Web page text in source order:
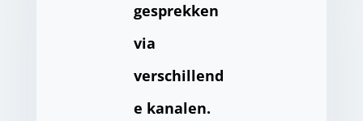
gesprekken
via
verschillend
e kanalen.